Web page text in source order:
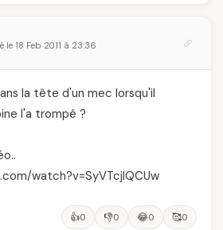
le 18 Feb 2011 à 23:36
la tête d'un mec lorsqu'il
l'a trompé ?
watch?v=SyVTcjIQCUw
👍0 👎0 😂0 🥰0